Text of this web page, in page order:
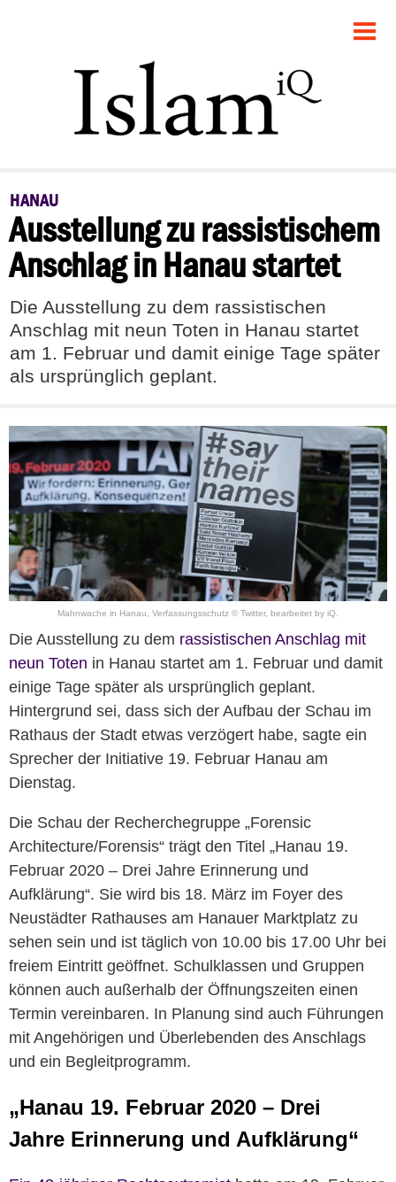
POLITIK
FEUILLETON
PANORAMA
RECHT
DEBATTE
HANAU
Ausstellung zu rassistischem
Anschlag in Hanau startet
Die Ausstellung zu dem rassistischen
Anschlag mit neun Toten in Hanau startet
am 1. Februar und damit einige Tage später
als ursprünglich geplant.
Mahnwache in Hanau, Verfassungsschutz © Twitter, bearbeitet by iQ.
Die Ausstellung zu dem rassistischen Anschlag mit
neun Toten in Hanau startet am 1. Februar und damit
einige Tage später als ursprünglich geplant.
Hintergrund sei, dass sich der Aufbau der Schau im
Rathaus der Stadt etwas verzögert habe, sagte ein
Sprecher der Initiative 19. Februar Hanau am
Dienstag.
Die Schau der Recherchegruppe „Forensic
Architecture/Forensis“ trägt den Titel „Hanau 19.
Februar 2020 – Drei Jahre Erinnerung und
Aufklärung“. Sie wird bis 18. März im Foyer des
Neustädter Rathauses am Hanauer Marktplatz zu
sehen sein und ist täglich von 10.00 bis 17.00 Uhr bei
freiem Eintritt geöffnet. Schulklassen und Gruppen
können auch außerhalb der Öffnungszeiten einen
Termin vereinbaren. In Planung sind auch Führungen
mit Angehörigen und Überlebenden des Anschlags
und ein Begleitprogramm.
„Hanau 19. Februar 2020 – Drei
Jahre Erinnerung und Aufklärung“